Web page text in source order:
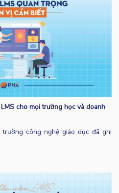
cho mọi trường học và doanh
công nghệ giáo dục đã ghi